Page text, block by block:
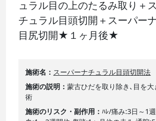
ュラル目の上のたるみ取り＋
チュラル目頭切開＋スーパー
目尻切開★１ヶ月後★
施術名
スーパーナチュラル目頭切開法
施術の説明
蒙古ひだを取り除き､目を
術
施術のリスク・副作用
ﾊﾚ/痛み:3日～1